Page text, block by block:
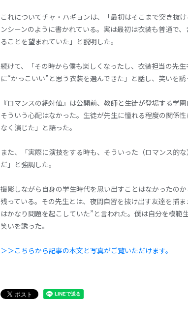
これについてチャ・ハギョンは、「最初はそこまで突き抜
ンシーンのように書かれている。実は最初は衣装も普通で
ることを望まれていた」と説明した。
続けて、「その時から僕も楽しくなったし、衣装担当の先
に“かっこいい”と思う衣装を選んできた」と話し、笑いを誘
『ロマンスの絶対値』は公開前、教師と生徒が登場する学
そういう心配はなかった。生徒が先生に憧れる程度の関係
なく演じた」と語った。
また、「実際に演技をする時も、そういった（ロマンス的
だ」と強調した。
撮影しながら自身の学生時代を思い出すことはなかったの
残っている。その先生とは、夜間自習を抜け出す友達を捕
はかなり問題を起こしていた”と言われた。僕は自分を模範
笑いを誘った。
＞＞こちらから記事の本文と写真がご覧いただけます。